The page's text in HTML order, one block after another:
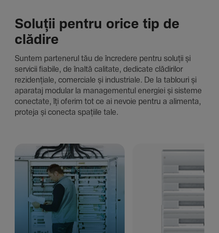
Soluții pentru orice tip de
clădire
Suntem parte­nerul tău de încre­dere pentru soluții și
servicii fiabile, de înaltă cali­tate, dedi­cate clădi­rilor
rezi­den­țiale, comer­ciale și indus­triale. De la tablouri și
aparataj modular la managementul energiei și sisteme
conec­tate, îți oferim tot ce ai nevoie pentru a alimenta,
proteja și conecta spațiile tale.